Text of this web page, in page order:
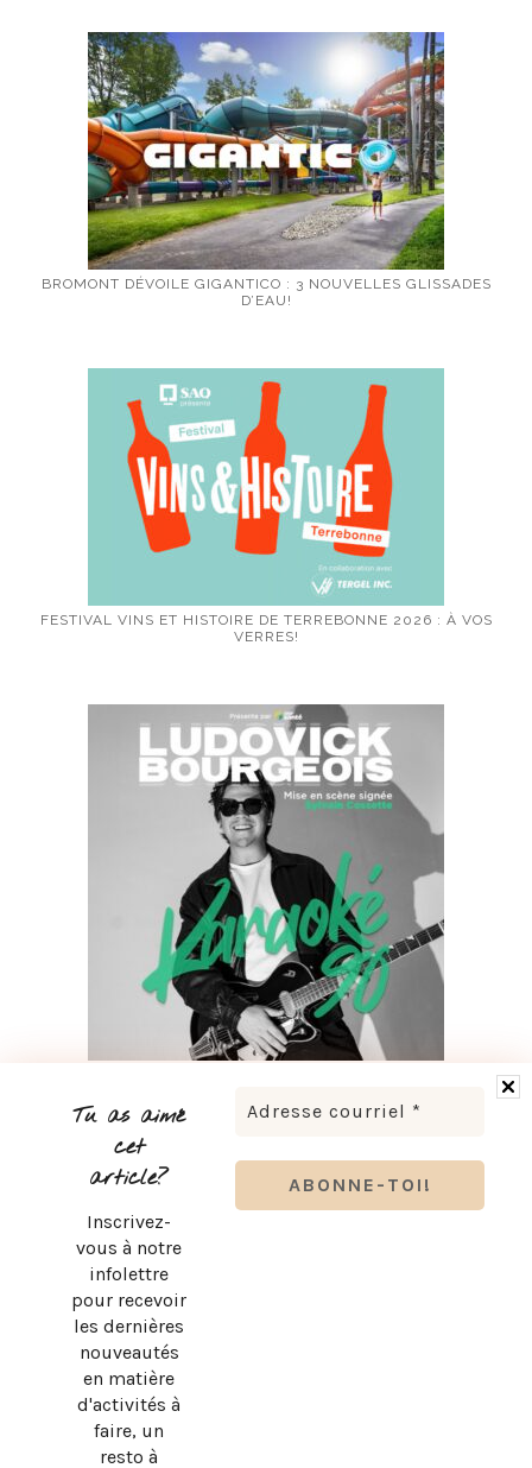
Tu as aimé
cet
article?
Inscrivez-
vous à notre
infolettre
pour recevoir
les dernières
nouveautés
en matière
d'activités à
faire, un
resto à
BROMONT DÉVOILE GIGANTICO : 3 NOUVELLES GLISSADES
D’EAU!
FESTIVAL VINS ET HISTOIRE DE TERREBONNE 2026 : À VOS
VERRES!